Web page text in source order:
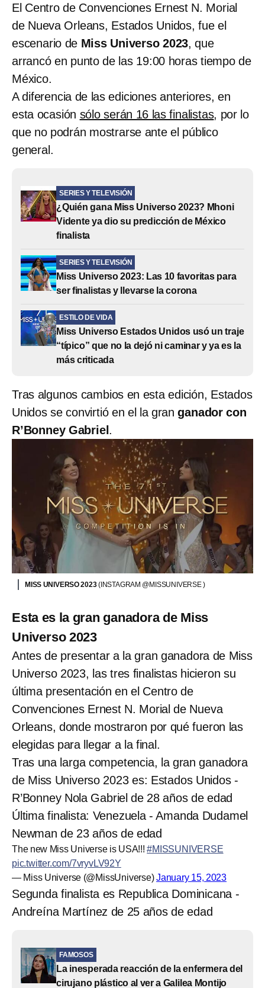
El Centro de Convenciones Ernest N. Morial
de Nueva Orleans, Estados Unidos, fue el
escenario de Miss Universo 2023, que
arrancó en punto de las 19:00 horas tiempo de
México.
A diferencia de las ediciones anteriores, en
esta ocasión sólo serán 16 las finalistas, por lo
que no podrán mostrarse ante el público
general.
SERIES Y TELEVISIÓN
¿Quién gana Miss Universo 2023? Mhoni
Vidente ya dio su predicción de México
finalista
SERIES Y TELEVISIÓN
Miss Universo 2023: Las 10 favoritas para
ser finalistas y llevarse la corona
ESTILO DE VIDA
Miss Universo Estados Unidos usó un traje
“típico” que no la dejó ni caminar y ya es la
más criticada
Tras algunos cambios en esta edición, Estados
Unidos se convirtió en el la granganador con
R’Bonney Gabriel .
MISS UNIVERSO 2023(INSTAGRAM @MISSUNIVERSE )
Esta es la gran ganadora de Miss
Universo 2023
Antes de presentar a la gran ganadora de Miss
Universo 2023, las tres finalistas hicieron su
última presentación en el Centro de
Convenciones Ernest N. Morial de Nueva
Orleans, donde mostraron por qué fueron las
elegidas para llegar a la final.
Tras una larga competencia, la gran ganadora
de Miss Universo 2023 es: Estados Unidos -
R’Bonney Nola Gabriel de 28 años de edad
Última finalista: Venezuela - Amanda Dudamel
Newman de 23 años de edad
The new Miss Universe is USA!!!#MISSUNIVERSE
pic.twitter.com/7vryvLV92Y
— Miss Universe (@MissUniverse)January 15, 2023
Segunda finalista es Republica Dominicana -
Andreína Martínez de 25 años de edad
FAMOSOS
La inesperada reacción de la enfermera del
cirujano plástico al ver a Galilea Montijo